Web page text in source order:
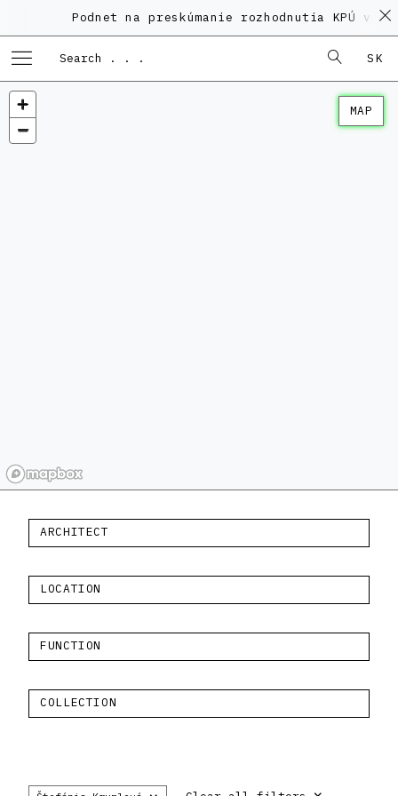
Podnet na preskúmanie rozhodnutia KPÚ vo
SK
MAP
ARCHITECT
LOCATION
FUNCTION
COLLECTION